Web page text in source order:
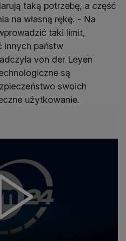
taką potrzebę, a część
na własną rękę. - Na
taki limit,
innych państw
von der Leyen
są
swoich
użytkowanie.